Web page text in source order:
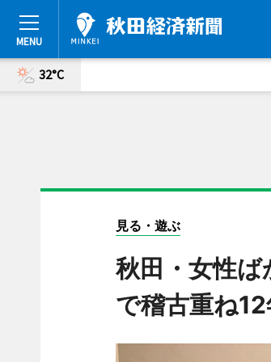
32°C
見る・遊ぶ
秋田・女性
で稽古重ね12